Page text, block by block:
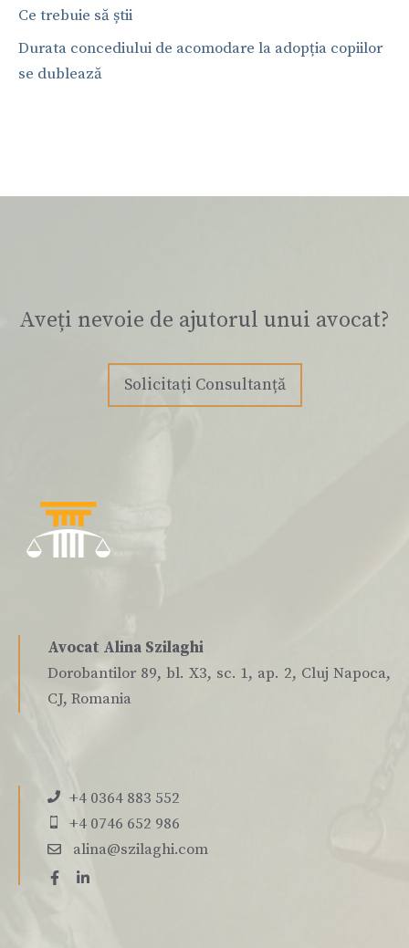
Ce trebuie să știi
Durata concediului de acomodare la adopția copiilor
se dublează
Aveți nevoie de ajutorul unui avocat?
Solicitați Consultanță
Avocat Alina Szilaghi
Dorobantilor 89, bl. X3, sc. 1, ap. 2, Cluj Napoca,
CJ, Romania
+4 0364 883 552
+4 0746 652 986
alina@szilaghi.com